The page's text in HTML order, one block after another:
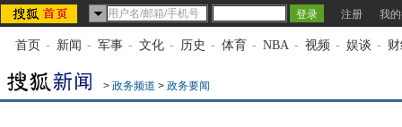
注册 我
首页 - 新闻 - 军事 - 文化 - 历史 - 体育 - NBA - 视频 - 娱谈 -
> 政务频道 > 政务要闻